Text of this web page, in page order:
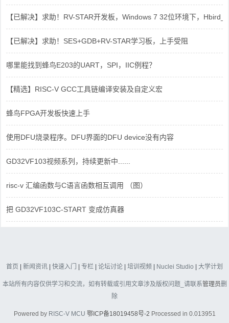
【已解决】求助！RV-STAR开发板，Windows 7 32位环境下，
【已解决】求助！SES+GDB+RV-STAR学习板，上手受阻
哪里能找到蜂鸟E203的UART，SPI，IIC例程？
【精选】RISC-V GCC工具链编译安装及自定义宏
蜂鸟FPGA开发板快速上手
使用DFU烧录程序。DFU界面的DFU device没有内容
GD32VF103视频系列，持续更新中......
risc-v 汇编函数与C语言函数相互调用 （图）
把 GD32VF103C-START 变成仿真器
首页 | 新闻资讯 | 快速入门 | 专栏 | 论坛讨论 | 培训视频 | Nuclei Studio | 大学计划
本站所有内容仅供学习和交流，如有转载或引用文章涉及版权问题_请联系管理员删
除
Powered by RISC-V MCU 鄂ICP备18019458号-2 Processed in 0.013951